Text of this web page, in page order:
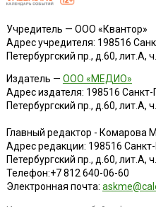
Учредитель — ООО «Квантор»
Адрес учредителя: 198516
Петербургский пр., д.60, лит.А,
Издатель — ООО «МЕДИО»
Адрес издателя: 198516 Санкт-
Петербургский пр., д.60, лит.А,
Главный редактор - Комарова
Адрес редакции: 198516
Петербургский пр., д.60, лит.А,
Телефон:+7 812 640-06-60
Электронная почта: